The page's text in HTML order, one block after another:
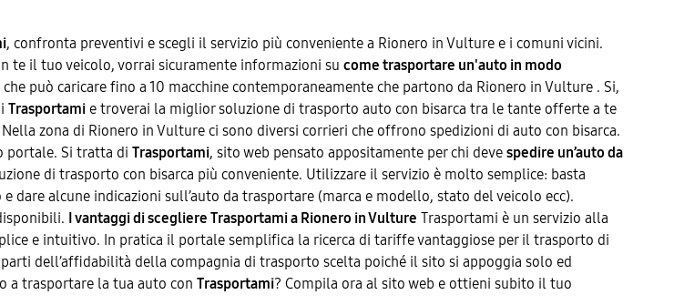
, confronta preventivi e scegli il servizio più conveniente a Rionero in Vulture e i comuni vicini.
te il tuo veicolo, vorrai sicuramente informazioni su come trasportare un'auto in modo
può caricare fino a 10 macchine contemporaneamente che partono da Rionero in Vulture . Si,
Trasportami e troverai la miglior soluzione di trasporto auto con bisarca tra le tante offerte a te
Nella zona di Rionero in Vulture ci sono diversi corrieri che offrono spedizioni di auto con bisarca.
portale. Si tratta di Trasportami, sito web pensato appositamente per chi deve spedire un’auto da
di trasporto con bisarca più conveniente. Utilizzare il servizio è molto semplice: basta
alcune indicazioni sull’auto da trasportare (marca e modello, stato del veicolo ecc).
I vantaggi di scegliere Trasportami a Rionero in Vulture Trasportami è un servizio alla
e intuitivo. In pratica il portale semplifica la ricerca di tariffe vantaggiose per il trasporto di
dell’affidabilità della compagnia di trasporto scelta poiché il sito si appoggia solo ed
a trasportare la tua auto con Trasportami? Compila ora al sito web e ottieni subito il tuo